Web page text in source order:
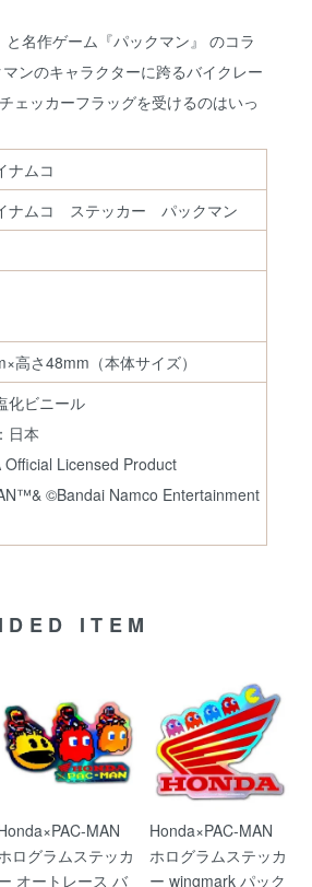
と名作ゲーム『パックマン』 のコラ
ンのキャラクターに跨るバイクレー
ェッカーフラッグを受けるのはいっ
ナムコ
ナムコ ステッカー
パックマン
高さ48mm（本体サイズ）
化ビニール
日本
Official Licensed Product
©Bandai Namco Entertainment
ITEM
MAN
ログラムステッカ
オートレース バ
Honda×PAC-MAN
ホログラムステッカ
ー wingmark パック